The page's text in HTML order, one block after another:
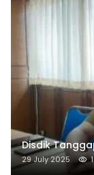
Disdik
29 July 2025